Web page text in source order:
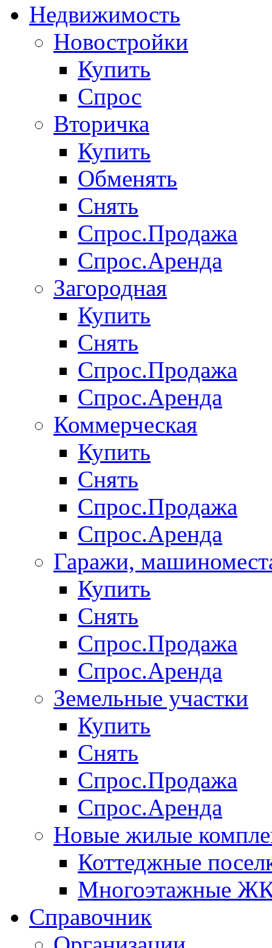
Недвижимость
Новостройки
Купить
Спрос
Вторичка
Купить
Обменять
Снять
Спрос.Продажа
Спрос.Аренда
Загородная
Купить
Снять
Спрос.Продажа
Спрос.Аренда
Коммерческая
Купить
Снять
Спрос.Продажа
Спрос.Аренда
Гаражи,
Купить
Снять
Спрос.Продажа
Спрос.Аренда
Земельные участки
Купить
Снять
Спрос.Продажа
Спрос.Аренда
Новые жилые
Коттеджные
Многоэтажные
Справочник